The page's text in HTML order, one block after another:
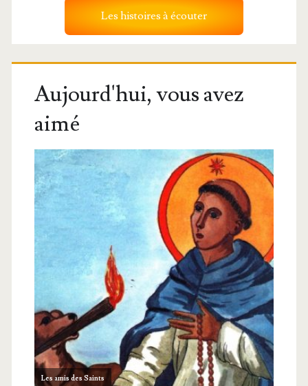
Les histoires à écouter
Aujourd'hui, vous avez
aimé